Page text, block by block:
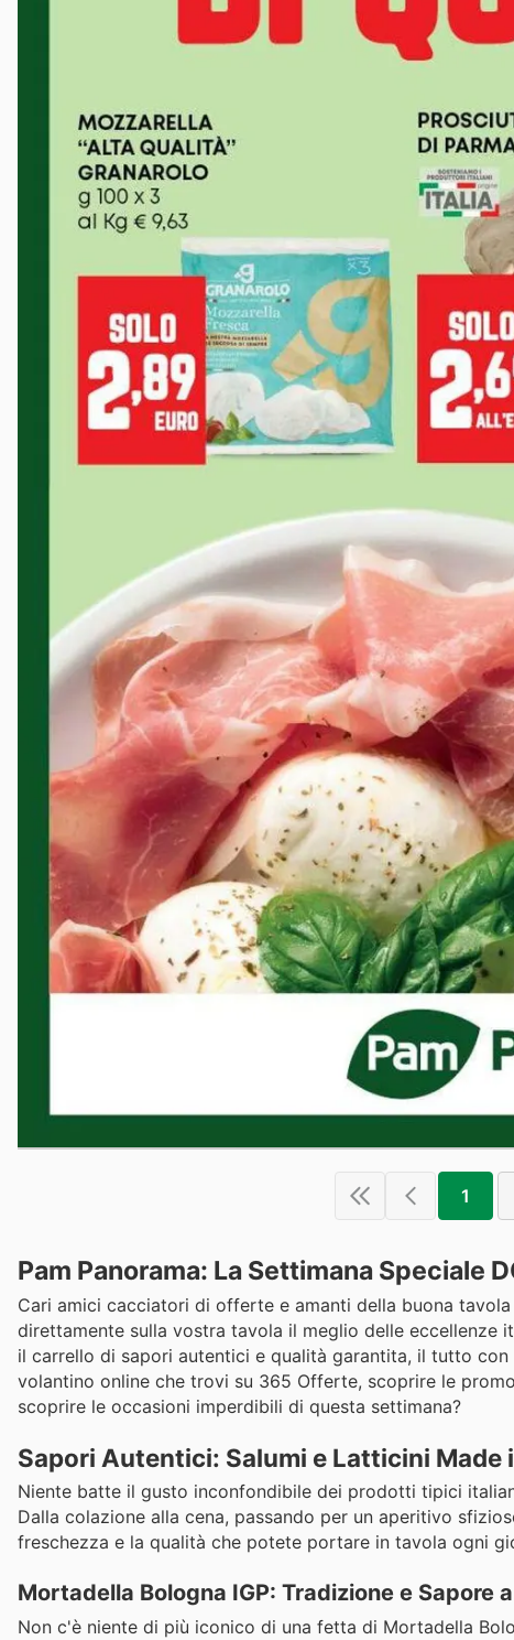
1
Pam Panorama: La Settimana Speciale
Cari amici cacciatori di offerte e amanti della buona
direttamente sulla vostra tavola il meglio delle eccellenze
il carrello di sapori autentici e qualità garantita, il tutto
volantino online che trovi su 365 Offerte, scoprire le
scoprire le occasioni imperdibili di questa settimana?
Sapori Autentici: Salumi e Latticini Made
Niente batte il gusto inconfondibile dei prodotti tipici
Dalla colazione alla cena, passando per un aperitivo
freschezza e la qualità che potete portare in tavola ogni
Mortadella Bologna IGP: Tradizione e Sapore
Non c'è niente di più iconico di una fetta di Mortadella